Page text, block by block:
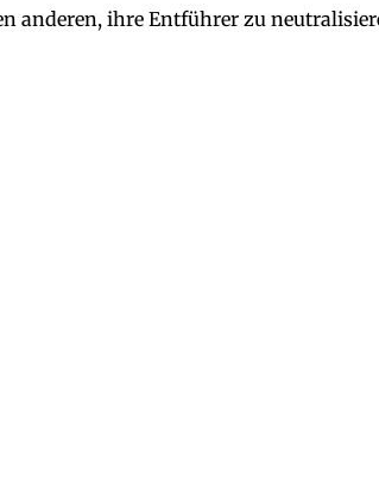
anderen, ihre Entführer zu